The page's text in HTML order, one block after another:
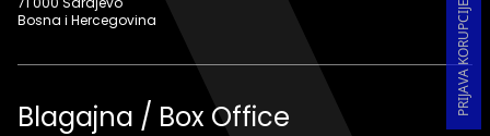
Bosna i Hercegovina
Blagajna / Box Office